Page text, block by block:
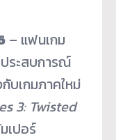
– แฟนเกม
ระสบการณ์
บเกมภาคใหม่
3: Twisted
เปอร์